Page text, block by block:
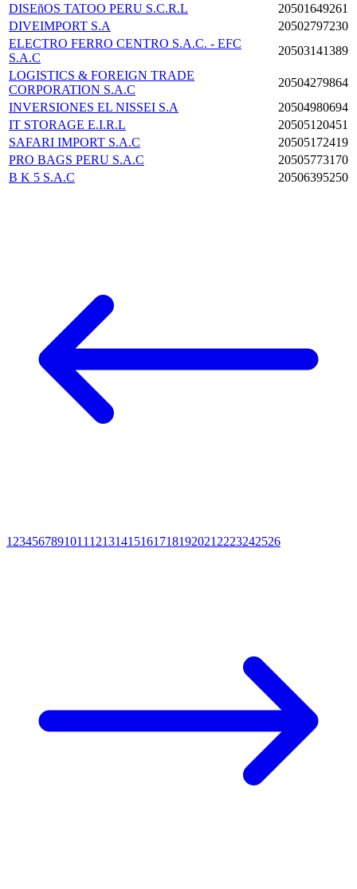
DISEñOS TATOO PERU S.C.R.L
20501649261
DIVEIMPORT S.A
20502797230
ELECTRO FERRO CENTRO S.A.C. - EFC
S.A.C
20503141389
LOGISTICS & FOREIGN TRADE
CORPORATION S.A.C
20504279864
INVERSIONES EL NISSEI S.A
20504980694
IT STORAGE E.I.R.L
20505120451
SAFARI IMPORT S.A.C
20505172419
PRO BAGS PERU S.A.C
20505773170
B K 5 S.A.C
20506395250
1 234567891011 12131415161718192021 2223242526